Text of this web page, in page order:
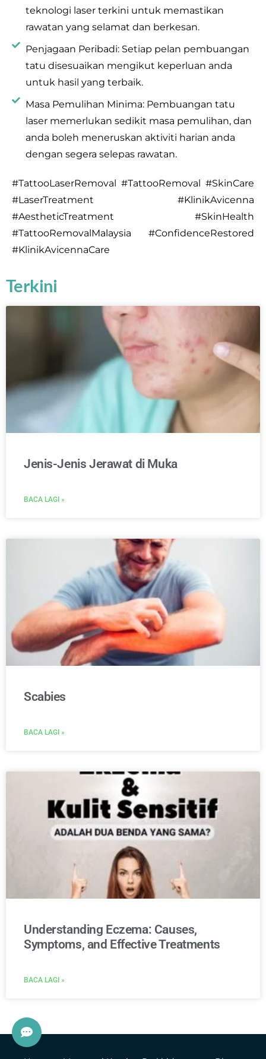
teknologi laser terkini untuk memastikan
rawatan yang selamat dan berkesan.
Penjagaan Peribadi: Setiap pelan pembuangan
tatu disesuaikan mengikut keperluan anda
untuk hasil yang terbaik.
Masa Pemulihan Minima: Pembuangan tatu
laser memerlukan sedikit masa pemulihan, dan
anda boleh meneruskan aktiviti harian anda
dengan segera selepas rawatan.
#TattooLaserRemoval #TattooRemoval #SkinCare
#LaserTreatment #KlinikAvicenna
#AestheticTreatment #SkinHealth
#TattooRemovalMalaysia #ConfidenceRestored
#KlinikAvicennaCare
Terkini
Jenis-Jenis Jerawat di Muka
BACA LAGI »
Scabies
BACA LAGI »
Understanding Eczema: Causes,
Symptoms, and Effective Treatments
BACA LAGI »